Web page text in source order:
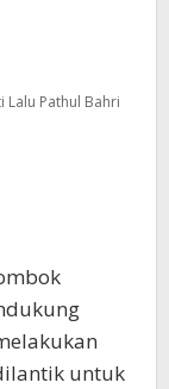
Lalu Pathul Bahri
untuk